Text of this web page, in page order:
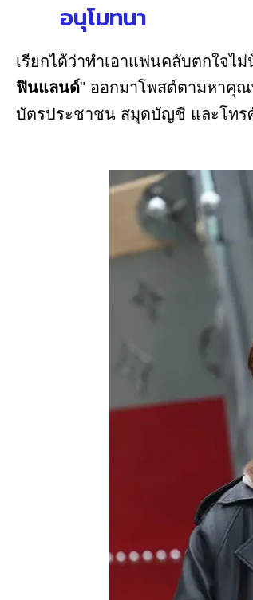
อนุโมทนา
เรียกได้ว่าทำเอาแฟนคลับตกใจไ
ฟินแลนด์" ออกมาโพสต์ตามหาคุ
บัตรประชาชน สมุดบัญชี และโทร